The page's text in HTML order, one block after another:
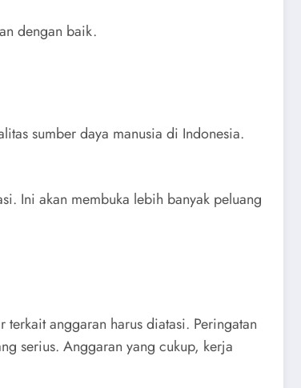
dengan baik.
sumber daya manusia di Indonesia.
Ini akan membuka lebih banyak peluang
anggaran harus diatasi. Peringatan
serius. Anggaran yang cukup, kerja